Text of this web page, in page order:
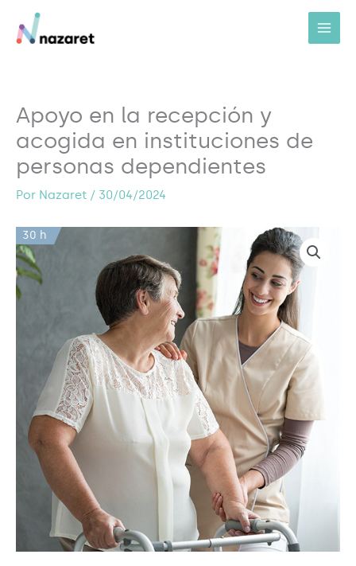
contenido
Apoyo en la recepción y
acogida en instituciones de
personas dependientes
Por Nazaret / 30/04/2024
30 h